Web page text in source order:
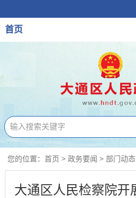
首页
您的位置： 首页 > 政务要闻 > 部门动态
大通区人民检察院开